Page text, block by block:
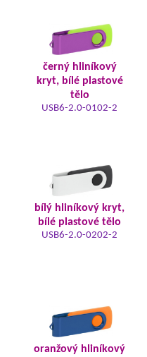
černý hliníkový
kryt, bílé plastové
tělo
USB6-2.0-0102-2
bílý hliníkový kryt,
bílé plastové tělo
USB6-2.0-0202-2
oranžový hliníkový